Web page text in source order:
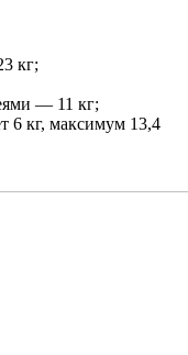
кг;
— 11 кг;
6 кг, максимум 13,4